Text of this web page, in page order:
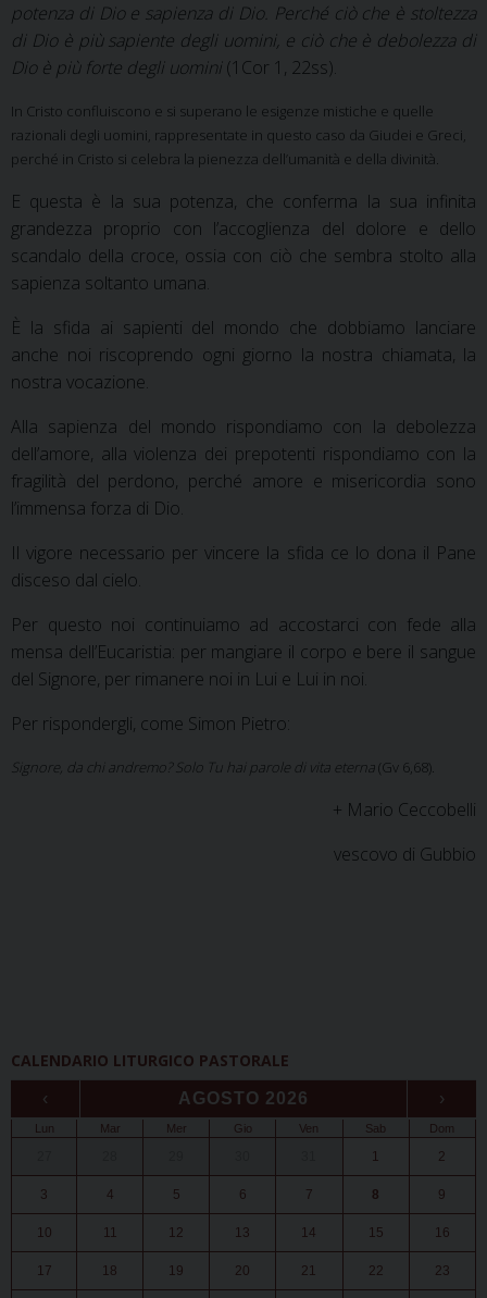
potenza di Dio e sapienza di Dio. Perché ciò che è stoltezza
di Dio è più sapiente degli uomini, e ciò che è debolezza di
Dio è più forte degli uomini (1Cor 1, 22ss).
In Cristo confluiscono e si superano le esigenze mistiche e quelle
razionali degli uomini, rappresentate in questo caso da Giudei e Greci,
perché in Cristo si celebra la pienezza dell’umanità e della divinità.
E questa è la sua potenza, che conferma la sua infinita
grandezza proprio con l’accoglienza del dolore e dello
scandalo della croce, ossia con ciò che sembra stolto alla
sapienza soltanto umana.
È la sfida ai sapienti del mondo che dobbiamo lanciare
anche noi riscoprendo ogni giorno la nostra chiamata, la
nostra vocazione.
Alla sapienza del mondo rispondiamo con la debolezza
dell’amore, alla violenza dei prepotenti rispondiamo con la
fragilità del perdono, perché amore e misericordia sono
l’immensa forza di Dio.
Il vigore necessario per vincere la sfida ce lo dona il Pane
disceso dal cielo.
Per questo noi continuiamo ad accostarci con fede alla
mensa dell’Eucaristia: per mangiare il corpo e bere il sangue
del Signore, per rimanere noi in Lui e Lui in noi.
Per rispondergli, come Simon Pietro:
Signore, da chi andremo? Solo Tu hai parole di vita eterna(Gv 6,68).
+ Mario Ceccobelli
vescovo di Gubbio
CALENDARIO LITURGICO PASTORALE
‹ AGOSTO 2026 ›
Lun Mar Mer Gio Ven Sab Dom
1 2
3 4 5 6 7 8 9
10 11 12 13 14 15 16
17 18 19 20 21 22 23